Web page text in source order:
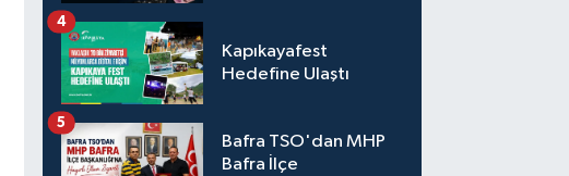
Kapıkayafest
Hedefine Ulaştı
4
Bafra TSO'dan MHP
Bafra İlçe
5